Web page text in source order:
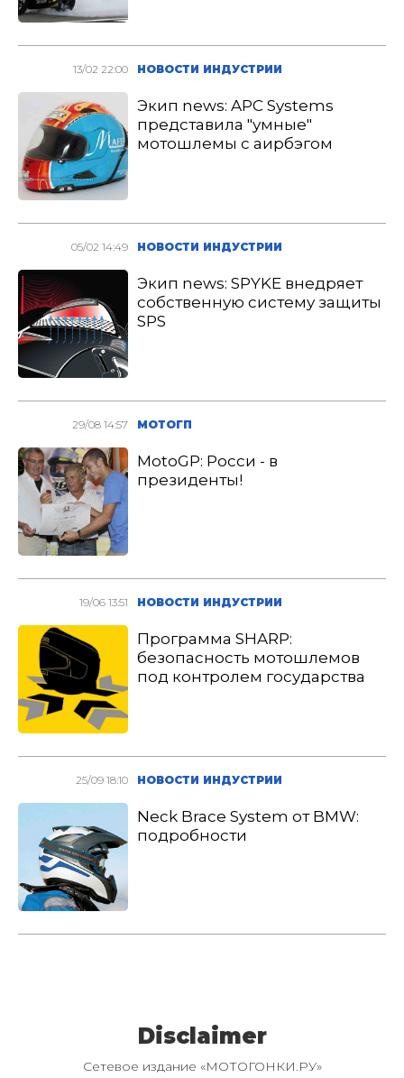
13/02 22:00 НОВОСТИ ИНДУСТРИИ
Экип news: APC Systems
представила "умные"
мотошлемы с аирбэгом
05/02 14:49 НОВОСТИ ИНДУСТРИИ
Экип news: SPYKE внедряет
собственную систему защиты
SPS
29/08 14:57 МОТОГП
MotoGP: Росси - в
президенты!
19/06 13:51 НОВОСТИ ИНДУСТРИИ
Программа SHARP:
безопасность мотошлемов
под контролем государства
25/09 18:10 НОВОСТИ ИНДУСТРИИ
Neck Brace System от BMW:
подробности
Disclaimer
Сетевое издание «МОТОГОНКИ.РУ»